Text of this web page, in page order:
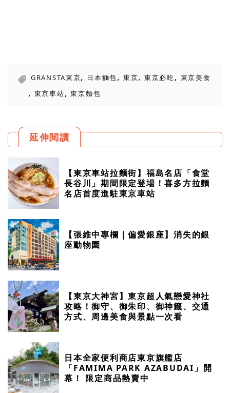
GRANSTA東京, 日本麵包, 東京, 東京必吃, 東京美食
, 東京車站, 東京麵包
延伸閱讀
【東京車站拉麵街】福島名店「食堂
長谷川」期間限定登場！喜多方拉麵
名店首度進駐東京車站
【張維中專欄｜偏愛銀座】消失的銀
座動物園
【東京大神宮】東京超人氣戀愛神社
攻略！御守、御朱印、御神籤、交通
方式、周邊美食與景點一次看
日本全家便利商店東京旗艦店
「FAMIMA PARK AZABUDAI」開
幕！ 限定商品熱賣中